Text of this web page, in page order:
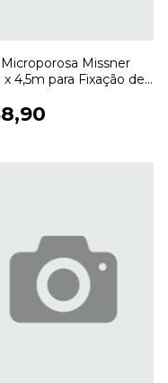
Missner
x 4,5m para Fixação de